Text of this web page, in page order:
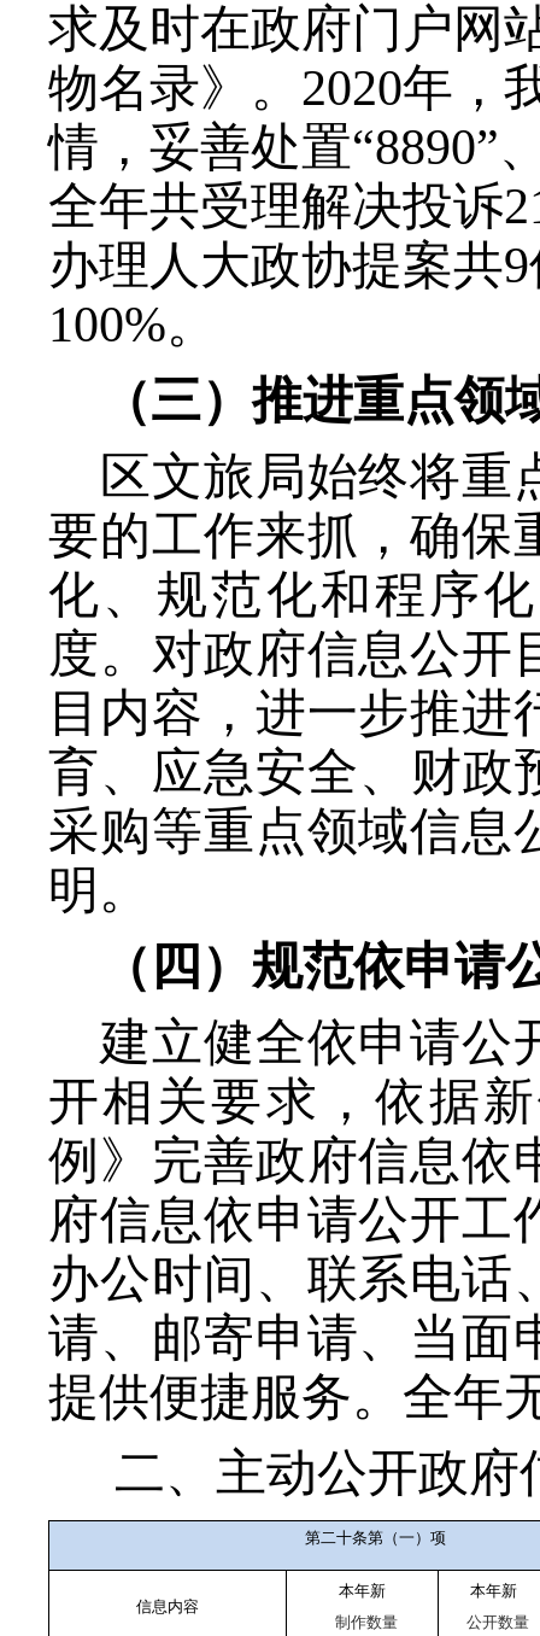
求及时在政府门户网
物名录》。2020年，
情，妥善处置“8890”
全年共受理解决投诉
办理人大政协提案共
100%。
（三）推进重点领
区文旅局始终将重
要的工作来抓，确保
化、规范化和程序
度。对政府信息公开
目内容，进一步推
育、应急安全、财政
采购等重点领域信息
明。
（四）规范依申请
建立健全依申请公
开相关要求，依据
例》完善政府信息依
府信息依申请公开工
办公时间、联系电话
请、邮寄申请、当面
提供便捷服务。全年
二、主动公开政府
第二十条第（一）项
信息内容
本年新
制作数量
本年新
公开数量